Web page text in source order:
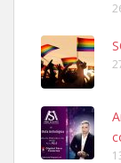
Ninfa perdida
El día 5 se los